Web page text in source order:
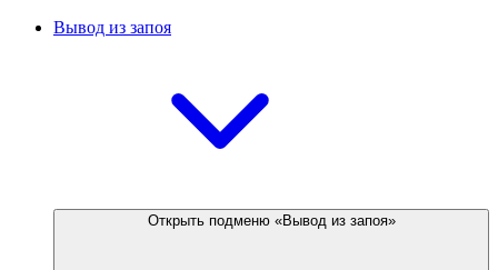
Вывод из запоя
Открыть подменю «Вывод из запоя»